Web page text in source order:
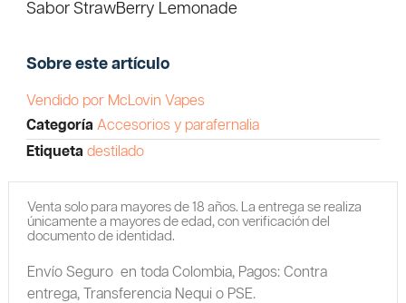
Sabor StrawBerry Lemonade
Sobre este artículo
Vendido por McLovin Vapes
Categoría Accesorios y parafernalia
Etiqueta destilado
Venta solo para mayores de 18 años. La entrega se realiza
únicamente a mayores de edad, con verificación del
documento de identidad.
Envío Seguro en toda Colombia, Pagos: Contra
entrega,
Transferencia Nequi o PSE.